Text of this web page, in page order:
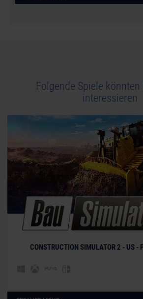
Folgende Spiele könnten
interessieren
CONSTRUCTION SIMULATOR 2 - US -